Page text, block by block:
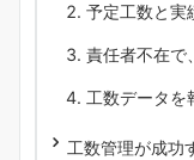
予定工数と実
責任者不在で
工数データを
工数管理が成功